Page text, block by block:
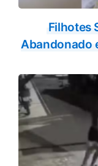
Filhotes
Abandonado